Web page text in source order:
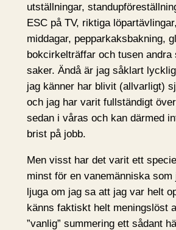
utställningar,
ESC på TV, riktiga
middagar, pepparkaksbakning,
bokcirkelträffar och tusen andra
saker. Ändå är jag såklart
jag känner har blivit (allvarligt)
och jag har varit fullständigt
sedan i våras och kan därmed
brist på jobb.
Men visst har det varit ett
minst för en vanemänniska
ljuga om jag sa att jag var helt
känns faktiskt helt meningslöst
”vanlig” summering ett sådant